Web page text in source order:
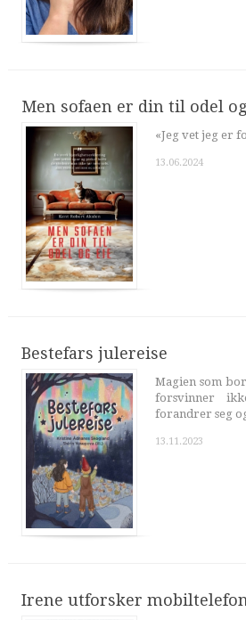
Men sofaen er din til odel
«Jeg vet jeg er
13.06.2024
Bestefars julereise
Magien som
forsvinner
forandrer seg
13.11.2023
Irene utforsker